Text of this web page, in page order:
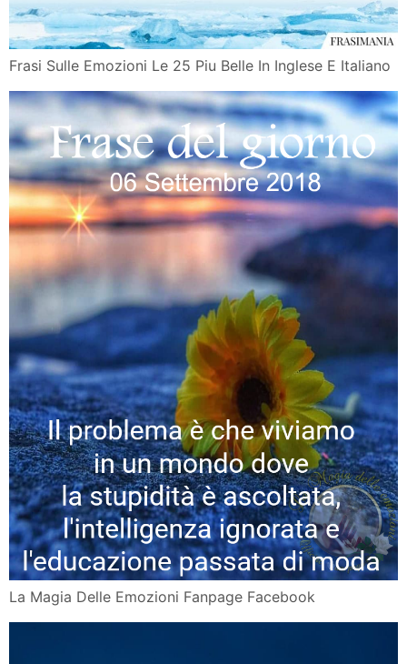
Frasi Sulle Emozioni Le 25 Piu Belle In Inglese E Italiano
La Magia Delle Emozioni Fanpage Facebook